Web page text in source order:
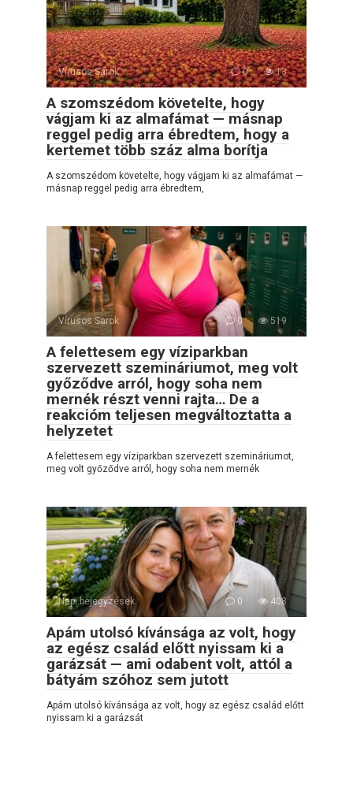
Vírusos Sarok 0 13
A szomszédom követelte, hogy
vágjam ki az almafámat — másnap
reggel pedig arra ébredtem, hogy a
kertemet több száz alma borítja
A szomszédom követelte, hogy vágjam ki az almafámat —
másnap reggel pedig arra ébredtem,
Vírusos Sarok 0 519
A felettesem egy víziparkban
szervezett szemináriumot, meg volt
győződve arról, hogy soha nem
mernék részt venni rajta… De a
reakcióm teljesen megváltoztatta a
helyzetet
A felettesem egy víziparkban szervezett szemináriumot,
meg volt győződve arról, hogy soha nem mernék
Napi bejegyzések 0 408
Apám utolsó kívánsága az volt, hogy
az egész család előtt nyissam ki a
garázsát — ami odabent volt, attól a
bátyám szóhoz sem jutott
Apám utolsó kívánsága az volt, hogy az egész család előtt
nyissam ki a garázsát